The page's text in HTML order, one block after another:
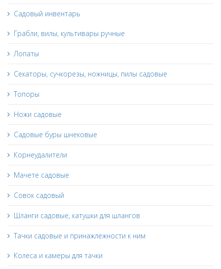
Садовый инвентарь
Грабли, вилы, культивары ручные
Лопаты
Секаторы, сучкорезы, ножницы, пилы садовые
Топоры
Ножи садовые
Садовые буры шнековые
Корнеудалители
Мачете садовые
Совок садовый
Шланги садовые, катушки для шлангов
Тачки садовые и принажлежности к ним
Колеса и камеры для тачки